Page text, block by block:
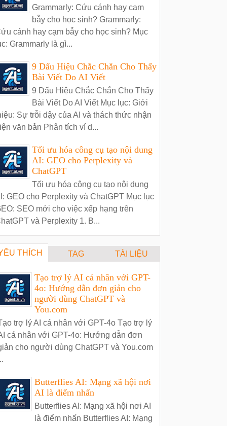
Grammarly: Cứu cánh hay cạm
bẫy cho học sinh? Grammarly:
cánh hay cạm bẫy cho học sinh? Mục
Grammarly là gì...
9 Dấu Hiệu Chắc Chắn Cho Thấy
Bài Viết Do AI Viết
9 Dấu Hiệu Chắc Chắn Cho Thấy
Bài Viết Do AI Viết Mục lục: Giới
Sự trỗi dậy của AI và thách thức nhận
văn bản Phân tích ví d...
Tối ưu hóa công cụ tạo nội dung
AI: GEO cho Perplexity và
ChatGPT
Tối ưu hóa công cụ tạo nội dung
GEO cho Perplexity và ChatGPT Mục lục
SEO mới cho việc xếp hạng trên
và Perplexity 1. B...
THÍCH TAG TÀI LIỆU
Tạo trợ lý AI cá nhân với GPT-
4o: Hướng dẫn đơn giản cho
người dùng ChatGPT và
You.com
trợ lý AI cá nhân với GPT-4o Tạo trợ lý
cá nhân với GPT-4o: Hướng dẫn đơn
cho người dùng ChatGPT và You.com
Butterflies AI: Mạng xã hội nơi
AI là điểm nhấn
Butterflies AI: Mạng xã hội nơi AI
là điểm nhấn Butterflies AI: Mạng